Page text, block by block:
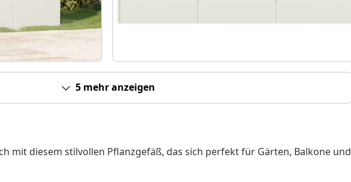
5 mehr anzeigen
mit diesem stilvollen Pflanzgefäß, das sich perfekt für Gärten, Balkone und